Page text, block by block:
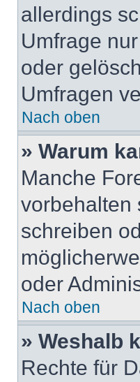
allerdings
Umfrage
oder
Umfragen
Nach oben
» Warum
Manche
vorbehalten
schreiben
oder
Nach oben
» Weshalb
Rechte für